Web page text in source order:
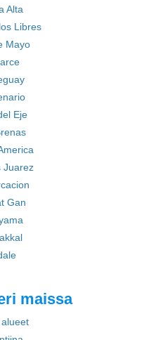
Alta
Libres
Mayo
Eje
Juarez
Gan
maissa